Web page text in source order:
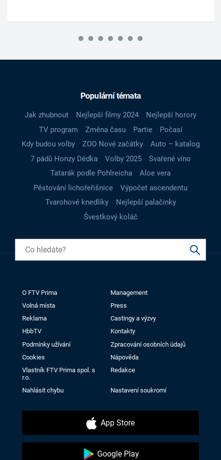
Populární témata
Jak zhubnout Nejlepší filmy 2024
Nejlepší horory
TV program
Změna času Partie
Počasí
Kdy budou volby
ZOO Nové začátky
Auto – katalog
7 pádů Honzy Dědka
Volby 2025
Svařené víno
Tatarák podle Pohlreicha
Aloe vera
Pěstování lichořeřišnice
Výpočet ascendentu
Tvarohové knedlíky
Nejlepší palačinky
Švestkový koláč
O FTV Prima
Management
Volná místa
Press
Reklama
Castingy a výzvy
HbbTV
Kontakty
Podmínky užívání
Zpracování osobních údajů
Cookies
Nápověda
Vlastník FTV Prima spol. s
r.o.
Redakce
Nahlásit chybu Nastavení soukromí
App Store
Google Play